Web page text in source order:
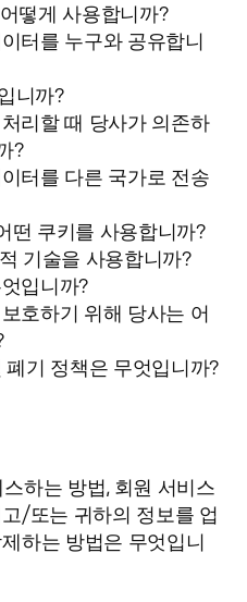
떻게 사용합니까?
터를 누구와 공유합니
니까?
리할 때 당사가 의존하
?
터를 다른 국가로 전송
떤 쿠키를 사용합니까?
기술을 사용합니까?
입니까?
호하기 위해 당사는 어
기 정책은 무엇입니까?
하는 방법, 회원 서비스
/또는 귀하의 정보를 업
하는 방법은 무엇입니